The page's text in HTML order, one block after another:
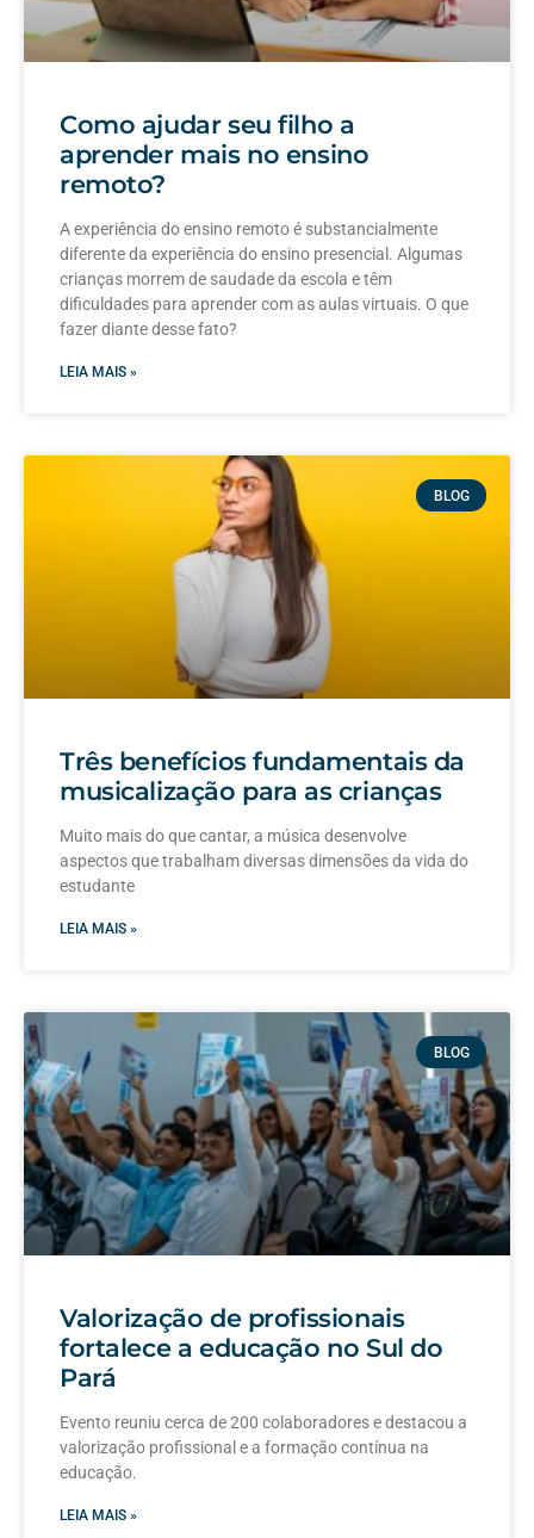
Como ajudar seu filho a
aprender mais no ensino
remoto?
A experiência do ensino remoto é substancialmente
diferente da experiência do ensino presencial. Algumas
crianças morrem de saudade da escola e têm
dificuldades para aprender com as aulas virtuais. O que
fazer diante desse fato?
LEIA MAIS »
BLOG
Três benefícios fundamentais da
musicalização para as crianças
Muito mais do que cantar, a música desenvolve
aspectos que trabalham diversas dimensões da vida do
estudante
LEIA MAIS »
BLOG
Valorização de profissionais
fortalece a educação no Sul do
Pará
Evento reuniu cerca de 200 colaboradores e destacou a
valorização profissional e a formação contínua na
educação.
LEIA MAIS »